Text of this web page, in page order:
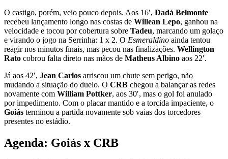
O castigo, porém, veio pouco depois. Aos 16′, Dadá Belmonte
recebeu lançamento longo nas costas de Willean Lepo, ganhou na
velocidade e tocou por cobertura sobre Tadeu, marcando um golaço
e virando o jogo na Serrinha: 1 x 2. O Esmeraldino ainda tentou
reagir nos minutos finais, mas pecou nas finalizações. Wellington
Rato cobrou falta direto nas mãos de Matheus Albino aos 22′.
Já aos 42′, Jean Carlos arriscou um chute sem perigo, não
mudando a situação do duelo. O CRB chegou a balançar as redes
novamente com William Pottker, aos 30′, mas o gol foi anulado
por impedimento. Com o placar mantido e a torcida impaciente, o
Goiás terminou a partida novamente sob vaias dos torcedores
presentes no estádio.
Agenda: Goiás x CRB